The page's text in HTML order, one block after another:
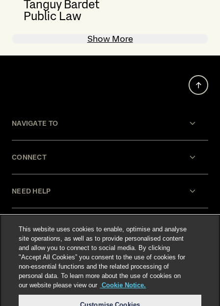
Tanguy Bardet
Public Law
Show More
NAVIGATE TO
CONNECT
NEED HELP
LEGAL
Select language:
This website uses cookies to enable, optimise and analyse
site operations, as well as to provide personalised content
and allow you to connect to social media. By clicking
"Accept All Cookies” you consent to the use of cookies for
non-essential functions and the related processing of
personal data. To learn more about the use of cookies on
our website please view our Cookie Notice.